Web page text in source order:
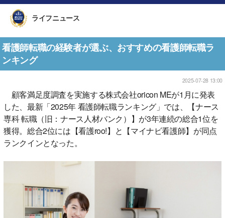
ライフニュース
看護師転職の経験者が選ぶ、おすすめの看護師転職ラ
ンキング
2025-07-28 13:00
顧客満足度調査を実施する株式会社oricon MEが1月に発表
した、最新「2025年 看護師転職ランキング」では、【ナース
専科 転職（旧：ナース人材バンク）】が3年連続の総合1位を
獲得。総合2位には【看護roo!】と【マイナビ看護師】が同点
ランクインとなった。